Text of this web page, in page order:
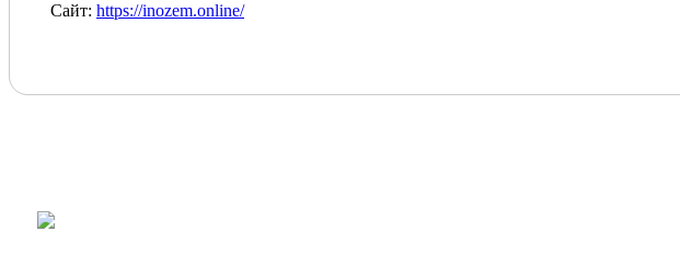
Сайт: https://inozem.online/